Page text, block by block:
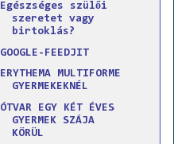
Egészséges szülői
szeretet vagy
birtoklás?
GOOGLE-FEEDJIT
ERYTHEMA MULTIFORME
GYERMEKEKNÉL
ÓTVAR EGY KÉT ÉVES
GYERMEK SZÁJA
KÖRÜL